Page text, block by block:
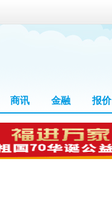
商讯 金融 报价